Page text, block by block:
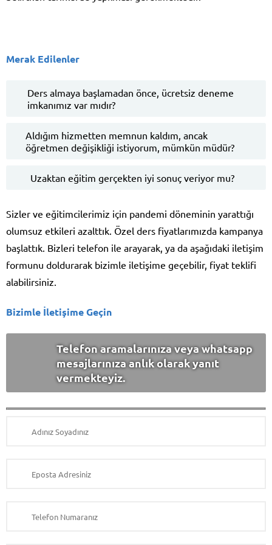
Merak Edilenler
Ders almaya başlamadan önce, ücretsiz deneme
imkanımız var mıdır?
Aldığım hizmetten memnun kaldım, ancak
öğretmen değişikliği istiyorum, mümkün müdür?
Uzaktan eğitim gerçekten iyi sonuç veriyor mu?
Sizler ve eğitimcilerimiz için pandemi döneminin yarattığı
olumsuz etkileri azalttık. Özel ders fiyatlarımızda kampanya
başlattık. Bizleri telefon ile arayarak, ya da aşağıdaki iletişim
formunu doldurarak bizimle iletişime geçebilir, fiyat teklifi
alabilirsiniz.
Bizimle İletişime Geçin
Telefon aramalarınıza veya whatsapp
mesajlarınıza anlık olarak yanıt
vermekteyiz.